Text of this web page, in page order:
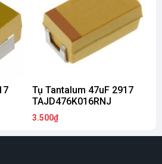
Tụ Tantalum 47uF 2917
TAJD476K016RNJ
3.500₫